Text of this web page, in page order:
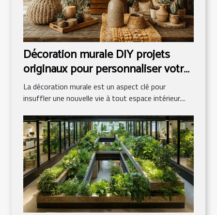
Décoration murale DIY projets
originaux pour personnaliser votre
intérieur sans se ruiner
La décoration murale est un aspect clé pour
insuffler une nouvelle vie à tout espace intérieur....